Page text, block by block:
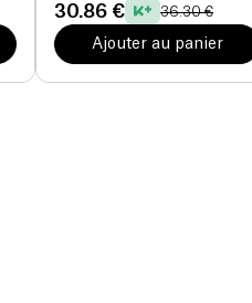
30.86 € 36.30 €
Ajouter au panier